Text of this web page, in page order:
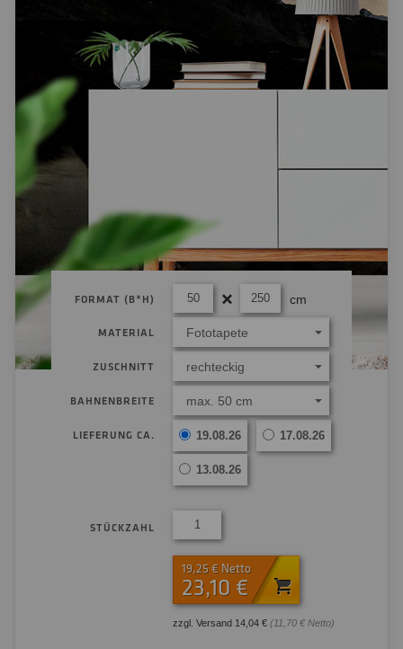
FORMAT (B*H) cm
MATERIAL Fototapete
ZUSCHNITT rechteckig
BAHNENBREITE max. 50 cm
LIEFERUNG CA. 19.08.26 17.08.26
13.08.26
STÜCKZAHL
19,25 € Netto
23,10 €
zzgl. Versand 14,04 € (11,70 € Netto)